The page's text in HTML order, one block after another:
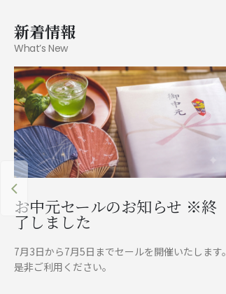
新着情報
What’s New
お中元セールのお知らせ ※終
了しました
7月3日から7月5日までセールを開催いたします。
是非ご利用ください。